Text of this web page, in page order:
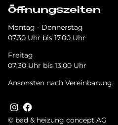
© bad & heizung concept AG
Öffnungszeiten
Montag - Donnerstag
07.30 Uhr bis 17.00 Uhr
Freitag
07:30 Uhr bis 13.00 Uhr
Ansonsten nach Vereinbarung.